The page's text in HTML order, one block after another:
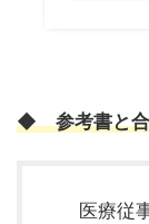
◆参考書と
医療従